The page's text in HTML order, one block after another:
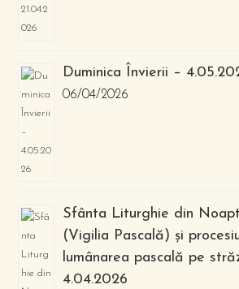
Duminica Învierii –
06/04/2026
Sfânta Liturghie din
(Vigilia Pascală) și
lumânarea pascală pe
4.04.2026